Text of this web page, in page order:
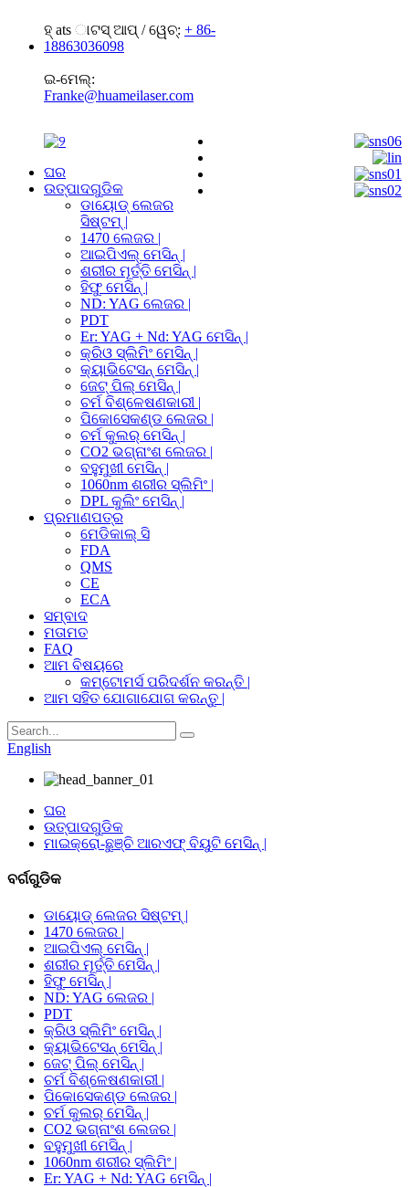
ହ୍ ats ାଟସ୍ ଆପ୍ / ୱେଚ୍: + 86-
18863036098
ଇ-ମେଲ୍:
Franke@huameilaser.com
ଘର
ଉତ୍ପାଦଗୁଡିକ
ଡାୟୋଡ୍ ଲେଜର
ସିଷ୍ଟମ୍ |
1470 ଲେଜର |
ଆଇପିଏଲ୍ ମେସିନ୍ |
ଶରୀର ମୂର୍ତ୍ତି ମେସିନ୍ |
ହିଫୁ ମେସିନ୍ |
ND: YAG ଲେଜର |
PDT
Er: YAG + Nd: YAG ମେସିନ୍ |
କ୍ରିଓ ସ୍ଲିମିଂ ମେସିନ୍ |
କ୍ୟାଭିଟେସନ୍ ମେସିନ୍ |
ଜେଟ୍ ପିଲ୍ ମେସିନ୍ |
ଚର୍ମ ବିଶ୍ଳେଷଣକାରୀ |
ପିକୋସେକଣ୍ଡ ଲେଜର |
ଚର୍ମ କୁଲର୍ ମେସିନ୍ |
CO2 ଭଗ୍ନାଂଶ ଲେଜର |
ବହୁମୁଖୀ ମେସିନ୍ |
1060nm ଶରୀର ସ୍ଲିମିଂ |
DPL କୁଲିଂ ମେସିନ୍ |
ପ୍ରମାଣପତ୍ର
ମେଡିକାଲ୍ ସି
FDA
QMS
CE
ECA
ସମ୍ବାଦ
ମତାମତ
FAQ
ଆମ ବିଷୟରେ
କମ୍ଟୋମର୍ସ ପରିଦର୍ଶନ କରନ୍ତି |
ଆମ ସହିତ ଯୋଗାଯୋଗ କରନ୍ତୁ |
English
ଘର
ଉତ୍ପାଦଗୁଡିକ
ମାଇକ୍ରୋ-ଛୁଞ୍ଚି ଆରଏଫ୍ ବିୟୁଟି ମେସିନ୍ |
ବର୍ଗଗୁଡିକ
ଡାୟୋଡ୍ ଲେଜର ସିଷ୍ଟମ୍ |
1470 ଲେଜର |
ଆଇପିଏଲ୍ ମେସିନ୍ |
ଶରୀର ମୂର୍ତ୍ତି ମେସିନ୍ |
ହିଫୁ ମେସିନ୍ |
ND: YAG ଲେଜର |
PDT
କ୍ରିଓ ସ୍ଲିମିଂ ମେସିନ୍ |
କ୍ୟାଭିଟେସନ୍ ମେସିନ୍ |
ଜେଟ୍ ପିଲ୍ ମେସିନ୍ |
ଚର୍ମ ବିଶ୍ଳେଷଣକାରୀ |
ପିକୋସେକଣ୍ଡ ଲେଜର |
ଚର୍ମ କୁଲର୍ ମେସିନ୍ |
CO2 ଭଗ୍ନାଂଶ ଲେଜର |
ବହୁମୁଖୀ ମେସିନ୍ |
1060nm ଶରୀର ସ୍ଲିମିଂ |
Er: YAG + Nd: YAG ମେସିନ୍ |